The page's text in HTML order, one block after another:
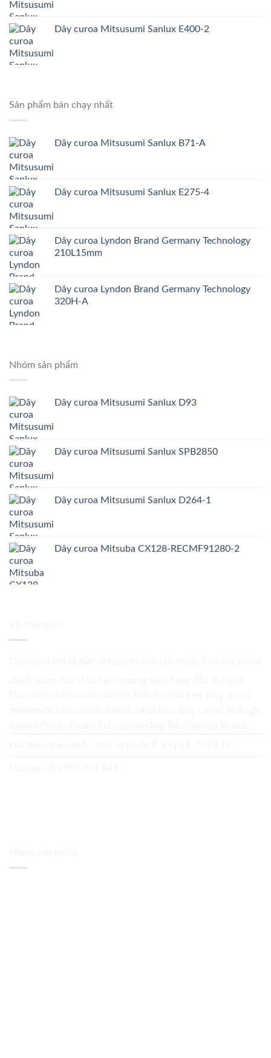
Dây curoa Mitsusumi Sanlux E400-2
Sản phẩm bán chạy nhất
Dây curoa Mitsusumi Sanlux B71-A
Dây curoa Mitsusumi Sanlux E275-4
Dây curoa Lyndon Brand Germany Technology
210L15mm
Dây curoa Lyndon Brand Germany Technology
320H-A
Nhóm sản phẩm
Dây curoa Mitsusumi Sanlux D93
Dây curoa Mitsusumi Sanlux SPB2850
Dây curoa Mitsusumi Sanlux D264-1
Dây curoa Mitsuba CX128-RECMF91280-2